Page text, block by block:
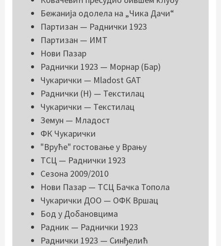
Бежанија одолела на „Чика Дачи“
Партизан — Раднички 1923
Партизан — ИМТ
Нови Пазар
Раднички 1923 — Морнар (Бар)
Чукарички — Mladost GAT
Раднички (Н) — Текстилац
Чукарички — Текстилац
Земун — Младост
ФК Чукарички
"Вруће" гостовање у Врању
ТСЦ — Раднички 1923
Сезона 2009/2010
Нови Пазар — ТСЦ Бачка Топола
Чукарички ДОО — ОФК Вршац
Бод у Добановцима
Радник — Раднички 1923
Раднички 1923 — Синђелић